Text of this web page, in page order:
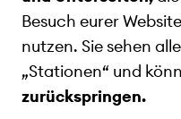
Besuch eurer
nutzen. Sie sehen
„Stationen“ und
zurückspringen.